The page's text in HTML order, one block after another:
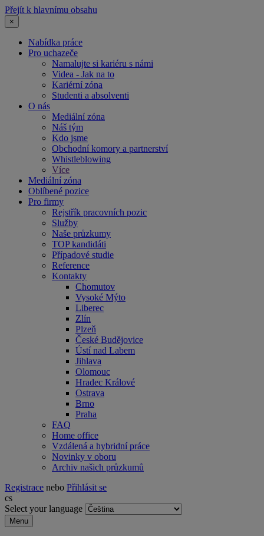
Přejít k hlavnímu obsahu
×
Nabídka práce
Pro uchazeče
Namalujte si kariéru s námi
Videa - Jak na to
Kariérní zóna
Studenti a absolventi
O nás
Mediální zóna
Náš tým
Kdo jsme
Obchodní komory a partnerství
Whistleblowing
Více
Mediální zóna
Oblíbené pozice
Pro firmy
Rejstřík pracovních pozic
Služby
Naše průzkumy
TOP kandidáti
Případové studie
Reference
Kontakty
Chomutov
Vysoké Mýto
Liberec
Zlín
Plzeň
České Budějovice
Ústí nad Labem
Jihlava
Olomouc
Hradec Králové
Ostrava
Brno
Praha
FAQ
Home office
Vzdálená a hybridní práce
Novinky v oboru
Archiv našich průzkumů
Registrace nebo Přihlásit se
cs
Select your language
Menu